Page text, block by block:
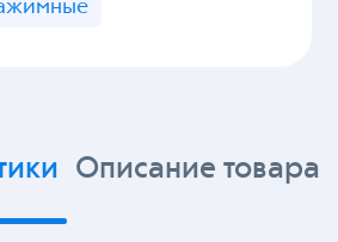
Описание товара